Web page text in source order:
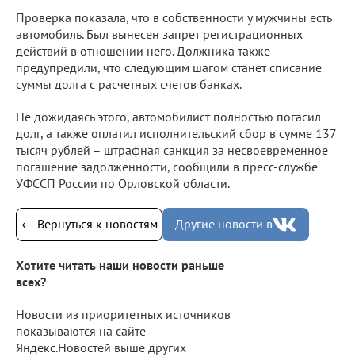
Проверка показала, что в собственности у мужчины есть
автомобиль. Был вынесен запрет регистрационных
действий в отношении него. Должника также
предупредили, что следующим шагом станет списание
суммы долга с расчетных счетов банках.
Не дожидаясь этого, автомобилист полностью погасил
долг, а также оплатил исполнительский сбор в сумме 137
тысяч рублей – штрафная санкция за несвоевременное
погашение задолженности, сообщили в пресс-службе
УФССП России по Орловской области.
← Вернуться к новостям Другие новости в
Хотите читать наши новости раньше
всех?
Новости из приоритетных источников
показываются на сайте
Яндекс.Новостей выше других